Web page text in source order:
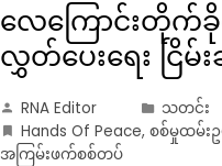
လေကြောင်းတိုက်ခို
လွှတ်ပေးရေး ငြိမ်
RNA Editor
သတင်း
Hands Of Peace, စစ်မှုထမ်း
အကြမ်းဖက်စစ်တပ်